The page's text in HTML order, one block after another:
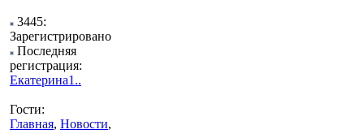
3445:
Зарегистрировано
Последняя
регистрация:
Екатерина1..
Гости:
Главная, Новости,